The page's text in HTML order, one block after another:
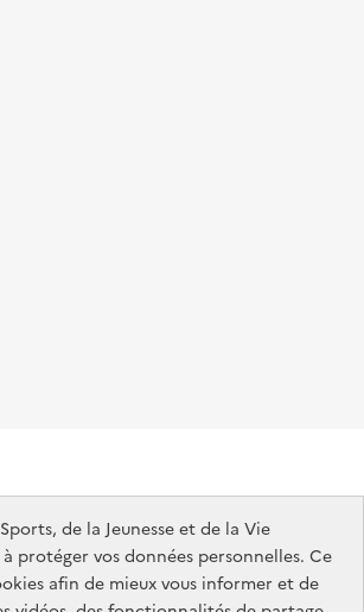
de la Jeunesse et de la Vie
protéger vos données personnelles. Ce
afin de mieux vous informer et de